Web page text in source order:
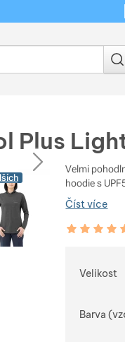
Plus
Velmi
hoodie s
Číst více
Hodnocení
100%
Velikost
Barva